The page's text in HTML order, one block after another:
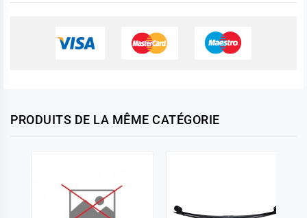
PRODUITS DE LA MÊME CATÉGORIE